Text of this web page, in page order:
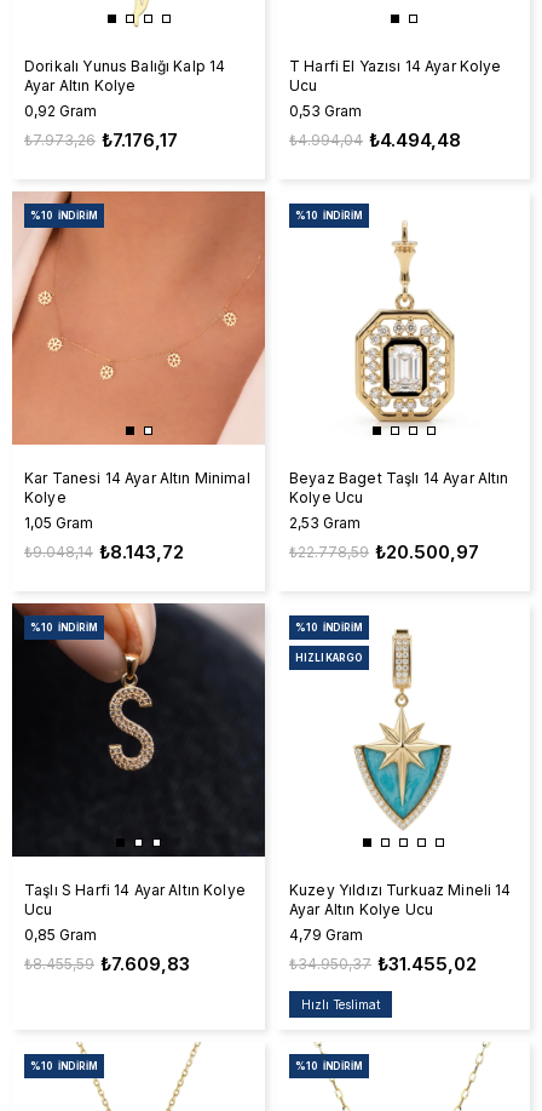
Dorikalı Yunus Balığı Kalp 14
Ayar Altın Kolye
0,92 Gram
₺7.176,17
₺7.973,26
T Harfi El Yazısı 14 Ayar Kolye
Ucu
0,53 Gram
₺4.494,48
₺4.994,04
Kar Tanesi 14 Ayar Altın Minimal
Kolye
1,05 Gram
₺8.143,72
₺9.048,14
%10 İNDIRIM
Beyaz Baget Taşlı 14 Ayar Altın
Kolye Ucu
2,53 Gram
₺20.500,97
₺22.778,59
%10 İNDIRIM
Taşlı S Harfi 14 Ayar Altın Kolye
Ucu
0,85 Gram
₺7.609,83
₺8.455,59
%10 İNDIRIM
Kuzey Yıldızı Turkuaz Mineli 14
Ayar Altın Kolye Ucu
4,79 Gram
₺31.455,02
₺34.950,37
Hızlı Teslimat
%10 İNDIRIM
HIZLI KARGO
%10 İNDIRIM %10 İNDIRIM